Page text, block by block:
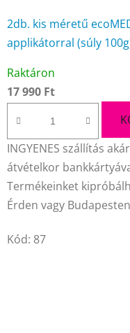
2db. kis méretű
applikátorral (súly
termék
átlagos
értékelése
5-
ből
4,4
csillag.
Raktáron
17 990 Ft
INGYENES szállítás
átvételkor
Termékeinket
Érden vagy
Kód: 87